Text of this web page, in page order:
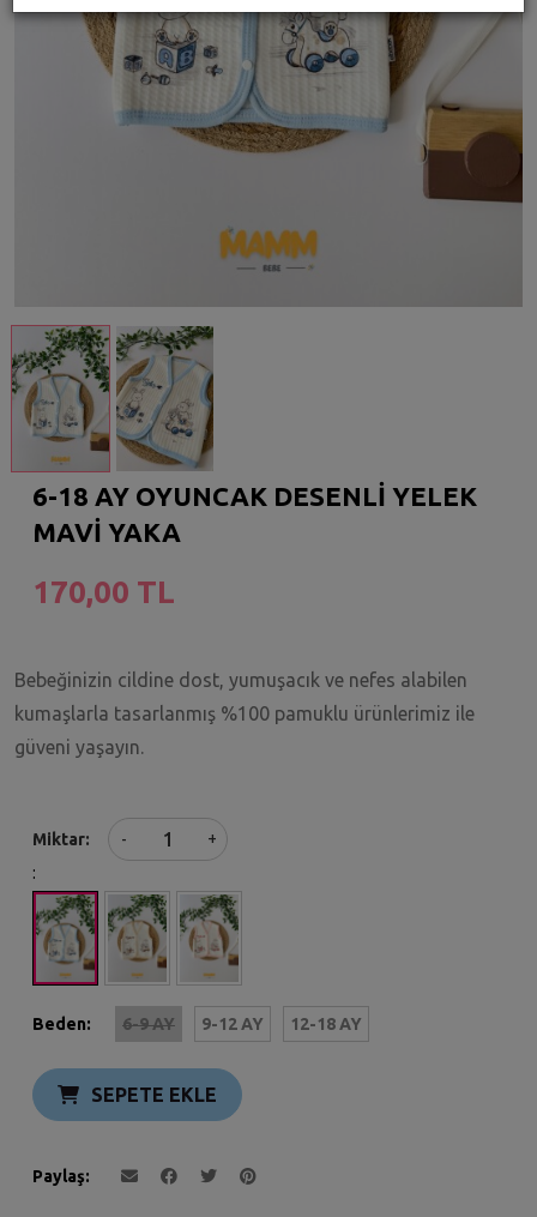
6-18 AY OYUNCAK DESENLİ YELEK
MAVİ YAKA
170,00 TL
Bebeğinizin cildine dost, yumuşacık ve nefes alabilen
kumaşlarla tasarlanmış %100 pamuklu ürünlerimiz ile
güveni yaşayın.
Miktar -
+
:
Beden: 6-9 AY 9-12 AY 12-18 AY
SEPETE EKLE
Paylaş